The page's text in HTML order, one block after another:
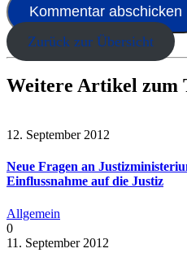
Zurück zur Übersicht
Weitere Artikel zum
12. September 2012
Neue Fragen an
Einflussnahme auf die Justiz
Allgemein
0
11. September 2012